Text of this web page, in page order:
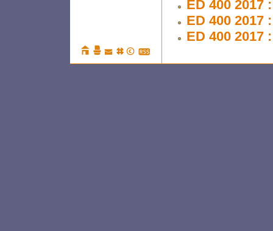
ED 400
ED 400 2017
ED 400 2017